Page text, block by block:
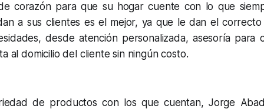
corazón para que su hogar cuente con lo que
a sus clientes es el mejor, ya que le dan el correcto
desde atención personalizada, asesoría para
al domicilio del cliente sin ningún costo.
de productos con los que cuentan, Jorge